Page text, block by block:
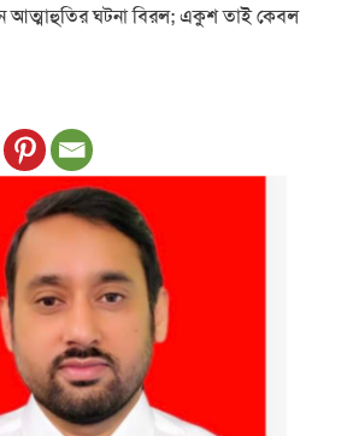
আত্মাহুতির ঘটনা বিরল; একুশ তাই কেবল